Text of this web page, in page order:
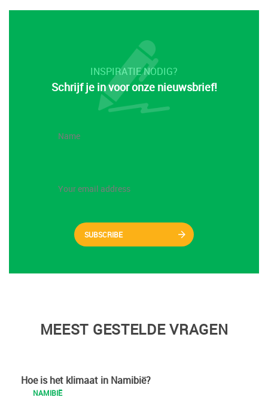
INSPIRATIE NODIG?
Schrijf je in voor onze nieuwsbrief!
SUBSCRIBE
MEEST GESTELDE VRAGEN
Hoe is het klimaat in Namibië?
NAMIBIË